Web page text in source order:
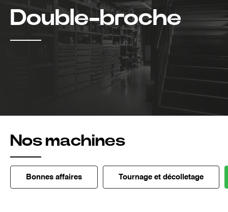
Double-broche
Nos machines
Bonnes affaires Tournage et décolletage